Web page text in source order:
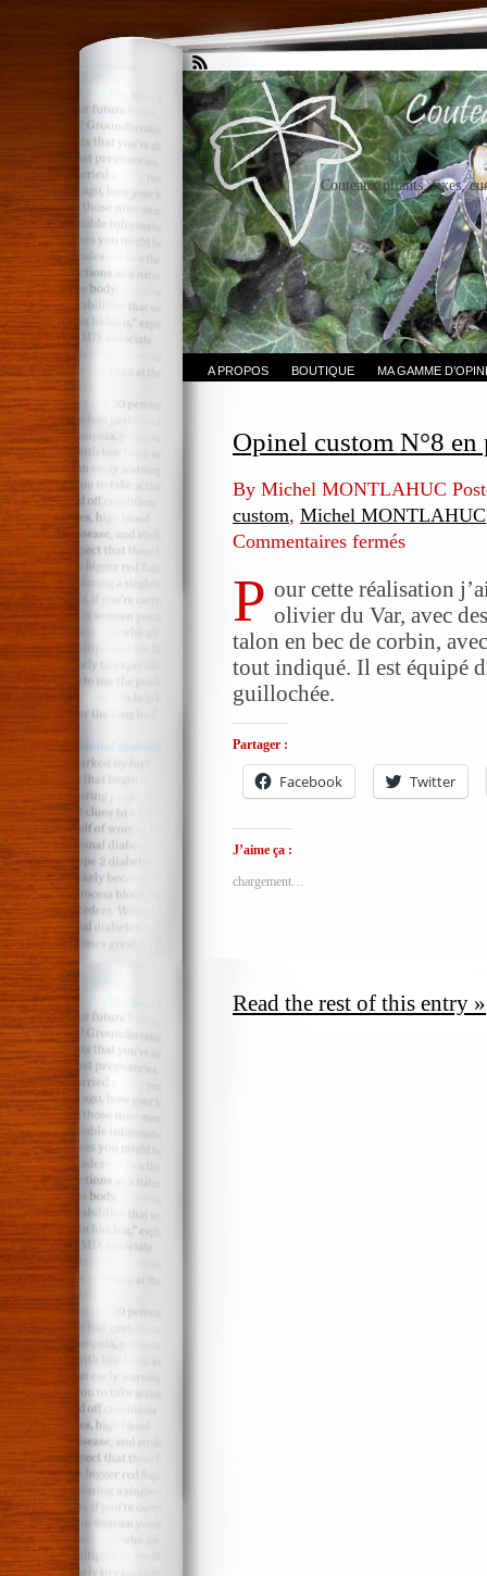
Couteaux pliants, fixes,
A PROPOS BOUTIQUE MA GAMME
Opinel custom N°8
By Michel MONTLAHUC
custom, Michel MONTLAHUC
Commentaires fermés
custom
en
palissandre
et
P our cette réalisation
olivier du Var, avec
talon en bec de corbin,
tout indiqué. Il est équipé
guillochée.
Partager :
Facebook Twitter
J’aime ça :
chargement…
Read the rest of this entry »